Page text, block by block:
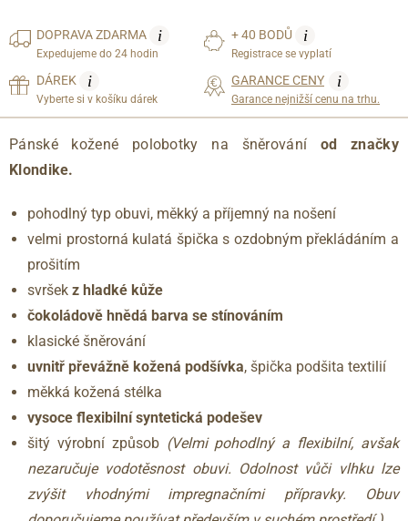
DOPRAVAZDARMA i
Expedujeme do 24 hodin
+ 40 BODŮ i
Registrace se vyplatí
DÁREK i
Vyberte si v košíku dárek
GARANCE CENY i
Garance nejnižší cenu na trhu.
Pánské kožené polobotky na šněrování od značky
Klondike.
pohodlný typ obuvi, měkký a příjemný na nošení
velmi prostorná kulatá špička s ozdobným překládáním a
prošitím
svršek z hladké kůže
čokoládově hnědá barva se stínováním
klasické šněrování
uvnitř převážně kožená podšívka, špička podšita textilií
měkká kožená stélka
vysoce flexibilní syntetická podešev
šitý výrobní způsob (Velmi pohodlný a flexibilní, avšak
nezaručuje vodotěsnost obuvi. Odolnost vůči vlhku lze
zvýšit vhodnými impregnačními přípravky. Obuv